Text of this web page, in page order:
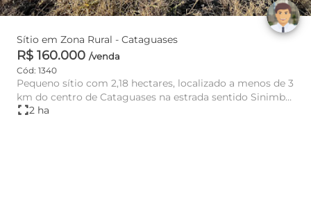
Sítio em Zona Rural - Cataguases
R$ 160.000 /venda
Cód: 1340
Pequeno sítio com 2,18 hectares, localizado a menos de 3
km do centro de Cataguases na estrada sentido Sinimbu,
após o H...
fullscreen2 ha